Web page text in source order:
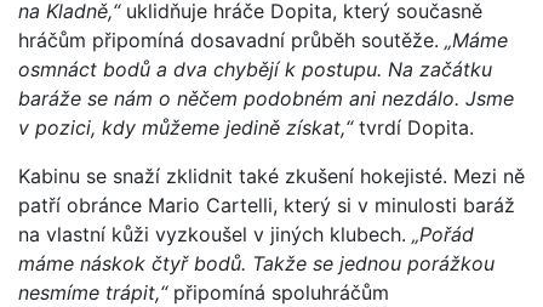
na Kladně,“ uklidňuje hráče Dopita, který současně
hráčům připomíná dosavadní průběh soutěže. „Máme
osmnáct bodů a dva chybějí k postupu. Na začátku
baráže se nám o něčem podobném ani nezdálo. Jsme
v pozici, kdy můžeme jedině získat,“tvrdí Dopita.
Kabinu se snaží zklidnit také zkušení hokejisté. Mezi ně
patří obránce Mario Cartelli, který si v minulosti baráž
na vlastní kůži vyzkoušel v jiných klubech. „Pořád
máme náskok čtyř bodů. Takže se jednou porážkou
nesmíme trápit,“připomíná spoluhráčům